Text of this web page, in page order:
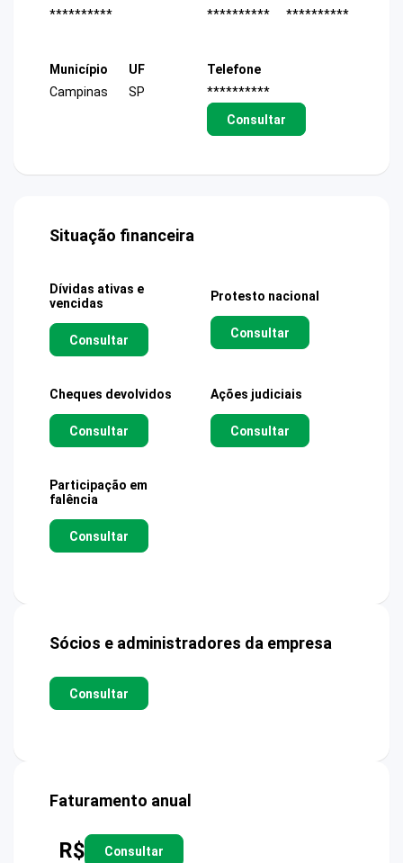
**********
**********
**********
Município
Campinas
UF
SP
Telefone
**********
Consultar
Situação financeira
Dívidas ativas e
vencidas
Consultar
Protesto nacional
Consultar
Cheques devolvidos
Consultar
Ações judiciais
Consultar
Participação em
falência
Consultar
Sócios e administradores da empresa
Consultar
Faturamento anual
R$ Consultar